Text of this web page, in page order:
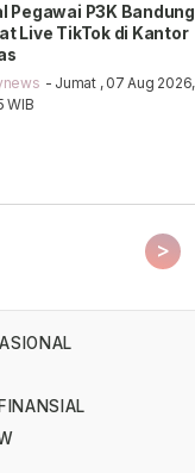
Pegawai P3K Bandung
Live TikTok di Kantor
- Jumat , 07 Aug 2026,
WIB
>